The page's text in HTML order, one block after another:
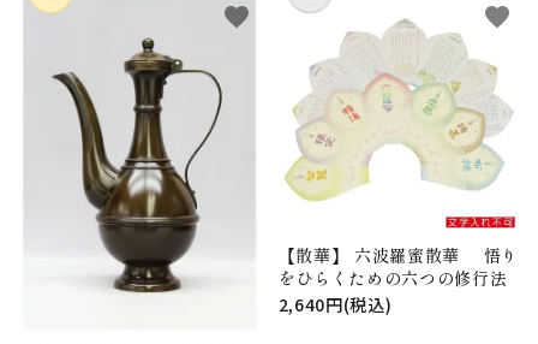
favorite
【散華】 六波羅蜜散華 悟り
をひらくための六つの修行法
2,640円(税込)
favorite